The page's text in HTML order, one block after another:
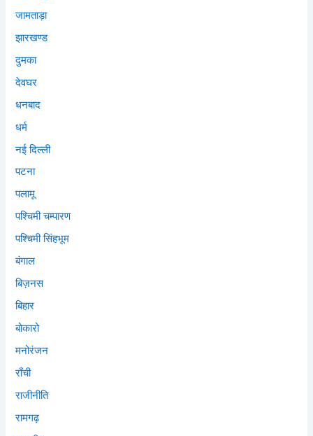
जामताड़ा
झारखण्ड
दुमका
देवघर
धनबाद
धर्म
नई दिल्ली
पटना
पलामू
पश्चिमी चम्पारण
पश्चिमी सिंहभूम
बंगाल
बिज़नस
बिहार
बोकारो
मनोरंजन
राँची
राजीनीति
रामगढ़